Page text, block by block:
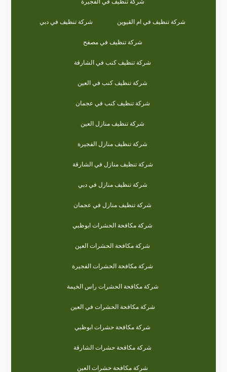
شركة تنظيف في الفجيرة
شركة تنظيف في ام القيوين شركة تنظيف في دبي
شركة تنظيف في مصفح
شركة تنظيف كنب في الشارقة
شركة تنظيف كنب في العين
شركة تنظيف كنب في عجمان
شركة تنظيف منازل العين
شركة تنظيف منازل الفجيرة
شركة تنظيف منازل في الشارقة
شركة تنظيف منازل في دبي
شركة تنظيف منازل في عجمان
شركة مكافحة الحشرات ابوظبي
شركة مكافحة الحشرات العين
شركة مكافحة الحشرات الفجيرة
شركة مكافحة الحشرات راس الخيمة
شركة مكافحة الحشرات في العين
شركة مكافحة حشرات ابوظبي
شركة مكافحة حشرات الشارقة
شركة مكافحة حشرات العين